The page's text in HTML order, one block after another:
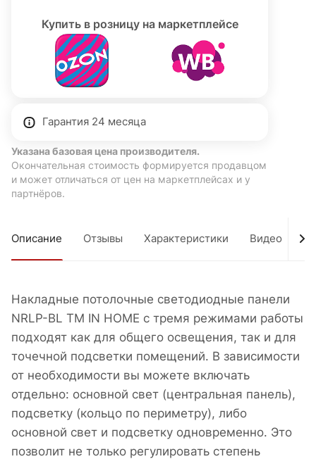
Купить в розницу на маркетплейсе
Гарантия 24 месяца
Указана базовая цена производителя.
Окончательная стоимость формируется продавцом
и может отличаться от цен на маркетплейсах и у
партнёров.
Описание Отзывы Характеристики Видео
Накладные потолочные светодиодные панели
NRLP-BL ТМ IN HOME с тремя режимами работы
подходят как для общего освещения, так и для
точечной подсветки помещений. В зависимости
от необходимости вы можете включать
отдельно: основной свет (центральная панель),
подсветку (кольцо по периметру), либо
основной свет и подсветку одновременно. Это
позволит не только регулировать степень